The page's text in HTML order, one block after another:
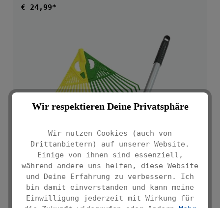
Regulärer Preis:
€ 24,99*
Wir respektieren Deine Privatsphäre
Wir nutzen Cookies (auch von
Drittanbietern) auf unserer Website.
Einige von ihnen sind essenziell,
während andere uns helfen, diese Website
und Deine Erfahrung zu verbessern. Ich
bin damit einverstanden und kann meine
Einwilligung jederzeit mit Wirkung für